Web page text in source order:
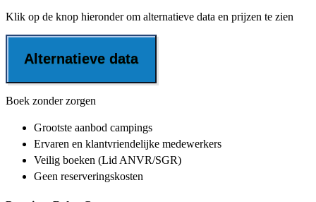
Klik op de knop hieronder om alternatieve data en prijzen te zien
Alternatieve data
Boek zonder zorgen
Grootste aanbod campings
Ervaren en klantvriendelijke medewerkers
Veilig boeken (Lid ANVR/SGR)
Geen reserveringskosten